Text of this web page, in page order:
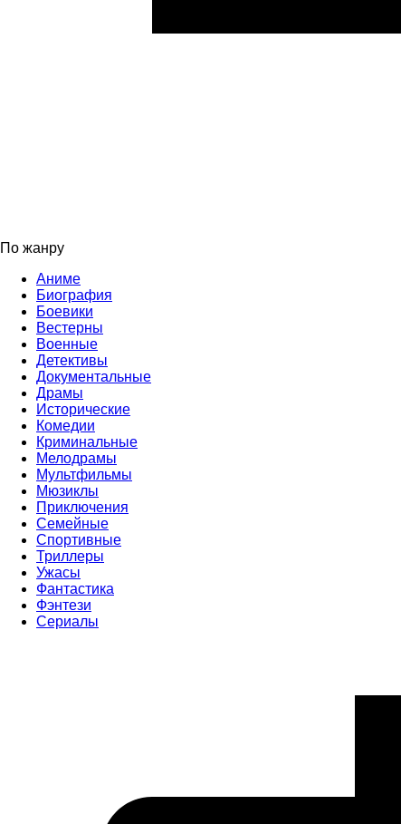
По жанру
Аниме
Биография
Боевики
Вестерны
Военные
Детективы
Документальные
Драмы
Исторические
Комедии
Криминальные
Мелодрамы
Мультфильмы
Мюзиклы
Приключения
Семейные
Спортивные
Триллеры
Ужасы
Фантастика
Фэнтези
Сериалы